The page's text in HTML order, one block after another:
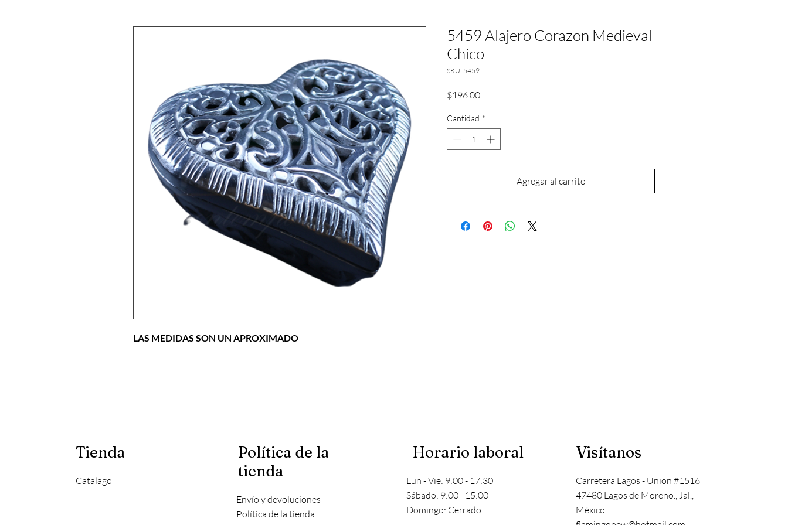
LAS MEDIDAS SON UN APROXIMADO
5459 Alajero Corazon Medieval
Chico
SKU: 5459
$196.00Precio
Cantidad *
Agregar al carrito
Tienda
Catalago
Política de la
tienda
Envío y devoluciones
Política de la tienda
Horario laboral
Lun - Vie: 9:00 - 17:30
​​Sábado: 9:00 - 15:00
​Domingo: Cerrado
Visítanos
Carretera Lagos - Union #1516
47480 Lagos de Moreno., Jal.,
México